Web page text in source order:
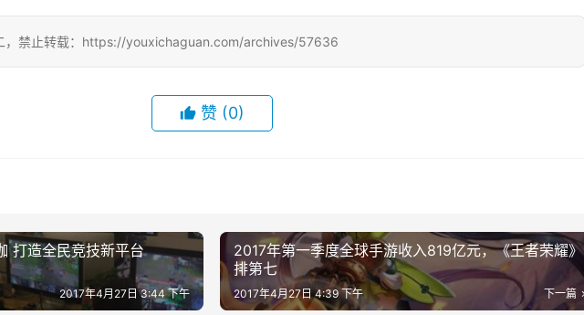
，禁止转载：https://youxichaguan.com/archives/57636
赞 (0)
打造全民竞技新平台
2017年4月27日 3:44 下午
2017年第一季度全球手游收入819亿元，《王者荣耀》
排第七
下一篇
2017年4月27日 4:39 下午